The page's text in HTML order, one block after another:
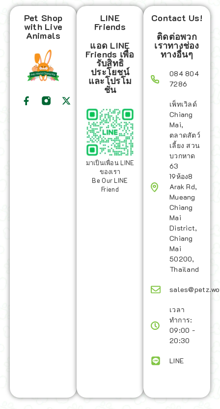
Pet Shop
with Live
Animals
LINE
Friends
แอด LINE
Friends เพื่อ
รับสิทธิ
ประโยชน์
และโปรโม
ชั่น
มาเป็นเพื่อน LINE
ของเรา
Be Our LINE
Friend
Contact Us!
ติดต่อพวก
เราทางช่อง
ทางอื่นๆ
084 804
7286
เพ็ทเวิลด์
Chiang
Mai,
ตลาดสัตว์
เลี้ยง สวน
บวกหาด
63
19ห้อง8
Arak Rd,
Mueang
Chiang
Mai
District,
Chiang
Mai
50200,
Thailand
เวลา
ทำการ:
09:00 -
20:30
LINE